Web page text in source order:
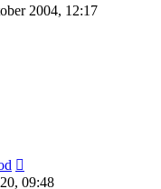
2004, 12:17
09:48